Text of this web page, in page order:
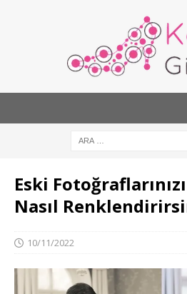
Eski
Nasıl
10/11/2022